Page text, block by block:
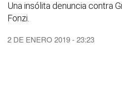
Una insólita denuncia contra
Fonzi.
2 DE ENERO 2019 - 23:23